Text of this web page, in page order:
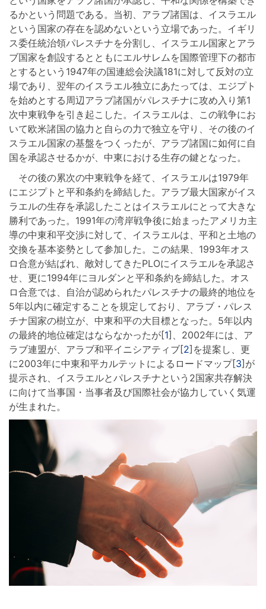
るかという問題である。当初、アラブ諸国は、イスラエル
という国家の存在を認めないという立場であった。イギリ
ス委任統治領パレスチナを分割し、イスラエル国家とアラ
ブ国家を創設するとともにエルサレムを国際管理下の都市
とするという1947年の国連総会決議181に対して反対の立
場であり、翌年のイスラエル独立にあたっては、エジプト
を始めとする周辺アラブ諸国がパレスチナに攻め入り第1
次中東戦争を引き起こした。イスラエルは、この戦争にお
いて欧米諸国の協力と自らの力で独立を守り、その後のイ
スラエル国家の基盤をつくったが、アラブ諸国に如何に自
国を承認させるかが、中東における生存の鍵となった。
その後の累次の中東戦争を経て、イスラエルは1979年
にエジプトと平和条約を締結した。アラブ最大国家がイス
ラエルの生存を承認したことはイスラエルにとって大きな
勝利であった。1991年の湾岸戦争後に始まったアメリカ主
導の中東和平交渉に対して、イスラエルは、平和と土地の
交換を基本姿勢として参加した。この結果、1993年オス
ロ合意が結ばれ、敵対してきたPLOにイスラエルを承認さ
せ、更に1994年にヨルダンと平和条約を締結した。オス
ロ合意では、自治が認められたパレスチナの最終的地位を
5年以内に確定することを規定しており、アラブ・パレス
チナ国家の樹立が、中東和平の大目標となった。5年以内
の最終的地位確定はならなかったが[1]、2002年には、ア
ラブ連盟が、アラブ和平イニシアティブ[2]を提案し、更
に2003年に中東和平カルテットによるロードマップ[3]が
提示され、イスラエルとパレスチナという2国家共存解決
に向けて当事国・当事者及び国際社会が協力していく気運
が生まれた。